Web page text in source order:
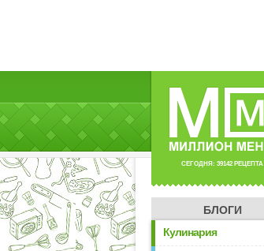
СЕГОДНЯ: 39142 РЕЦЕПТА
БЛОГИ
Кулинария